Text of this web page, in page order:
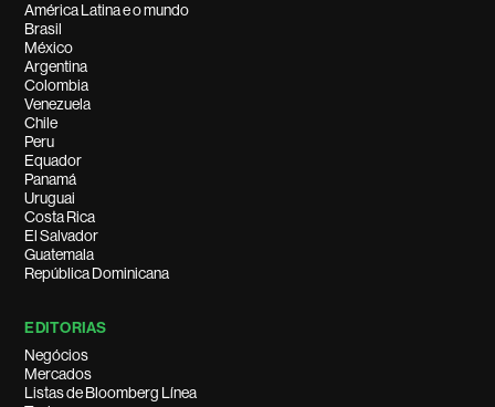
América Latina e o mundo
Brasil
México
Argentina
Colombia
Venezuela
Chile
Peru
Equador
Panamá
Uruguai
Costa Rica
El Salvador
Guatemala
República Dominicana
EDITORIAS
Negócios
Mercados
Listas de Bloomberg Línea